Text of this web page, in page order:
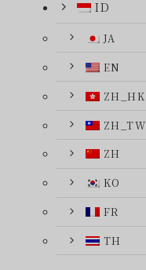
ID
JA
EN
ZH_HK
ZH_TW
ZH
KO
FR
TH